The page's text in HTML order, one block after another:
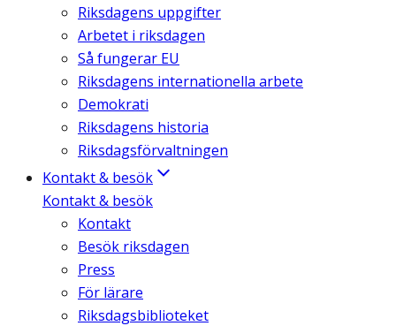
Riksdagens uppgifter
Arbetet i riksdagen
Så fungerar EU
Riksdagens internationella arbete
Demokrati
Riksdagens historia
Riksdagsförvaltningen
Kontakt & besök
Kontakt & besök
Kontakt
Besök riksdagen
Press
För lärare
Riksdagsbiblioteket